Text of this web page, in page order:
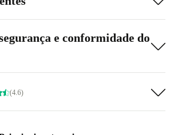
e conformidade do
(4.6)